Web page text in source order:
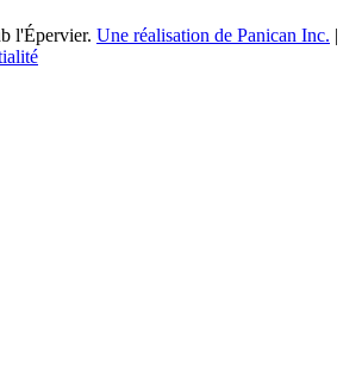
l'Épervier. Une réalisation de Panican Inc. |